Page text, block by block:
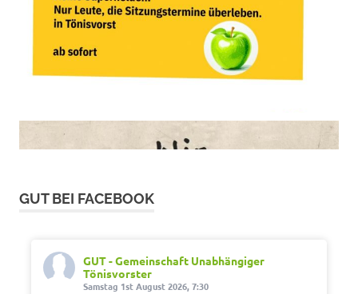
GUT BEI FACEBOOK
GUT - Gemeinschaft Unabhängiger
Tönisvorster
Samstag 1st August 2026, 7:30